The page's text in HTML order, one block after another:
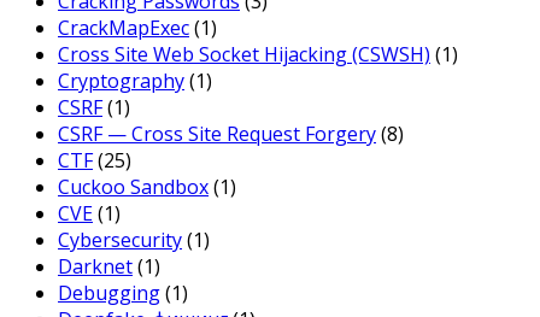
CrackMapExec(1)
Cross Site Web Socket Hijacking (CSWSH) (1)
Cryptography(1)
CSRF(1)
CSRF — Cross Site Request Forgery(8)
CTF(25)
Cuckoo Sandbox(1)
CVE(1)
Cybersecurity(1)
Darknet(1)
Debugging(1)